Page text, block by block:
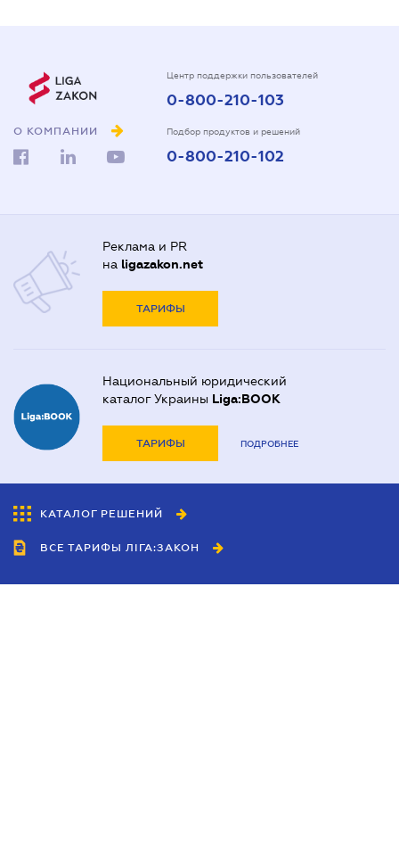
О КОМПАНИИ
Центр поддержки пользователей
0-800-210-103
Подбор продуктов и решений
0-800-210-102
Реклама и PR
на ligazakon.net
ТАРИФЫ
Национальный юридический
каталог Украины Liga:BOOK
ТАРИФЫ ПОДРОБНЕЕ
КАТАЛОГ РЕШЕНИЙ
ВСЕ ТАРИФЫ ЛІГА:ЗАКОН